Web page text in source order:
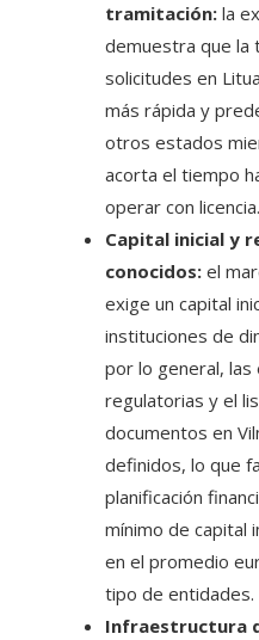
tramitación: la
demuestra que la
solicitudes en
más rápida y
otros estados
acorta el tiempo
operar con licencia.
Capital inicial y
conocidos: el
exige un capital
instituciones de
por lo general,
regulatorias y el
documentos en
definidos, lo que
planificación
mínimo de capital
en el promedio
tipo de entidades.
Infraestructura